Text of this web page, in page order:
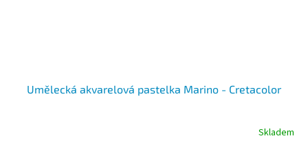
Umělecká akvarelová pastelka Marino - Cretacolor
Skladem